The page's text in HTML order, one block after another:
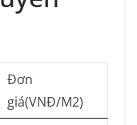
Đơn
giá(VNĐ/M2)